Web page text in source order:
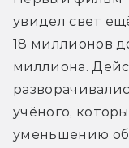
увидел свет
18 миллионов
миллиона.
учёного,
уменьшению